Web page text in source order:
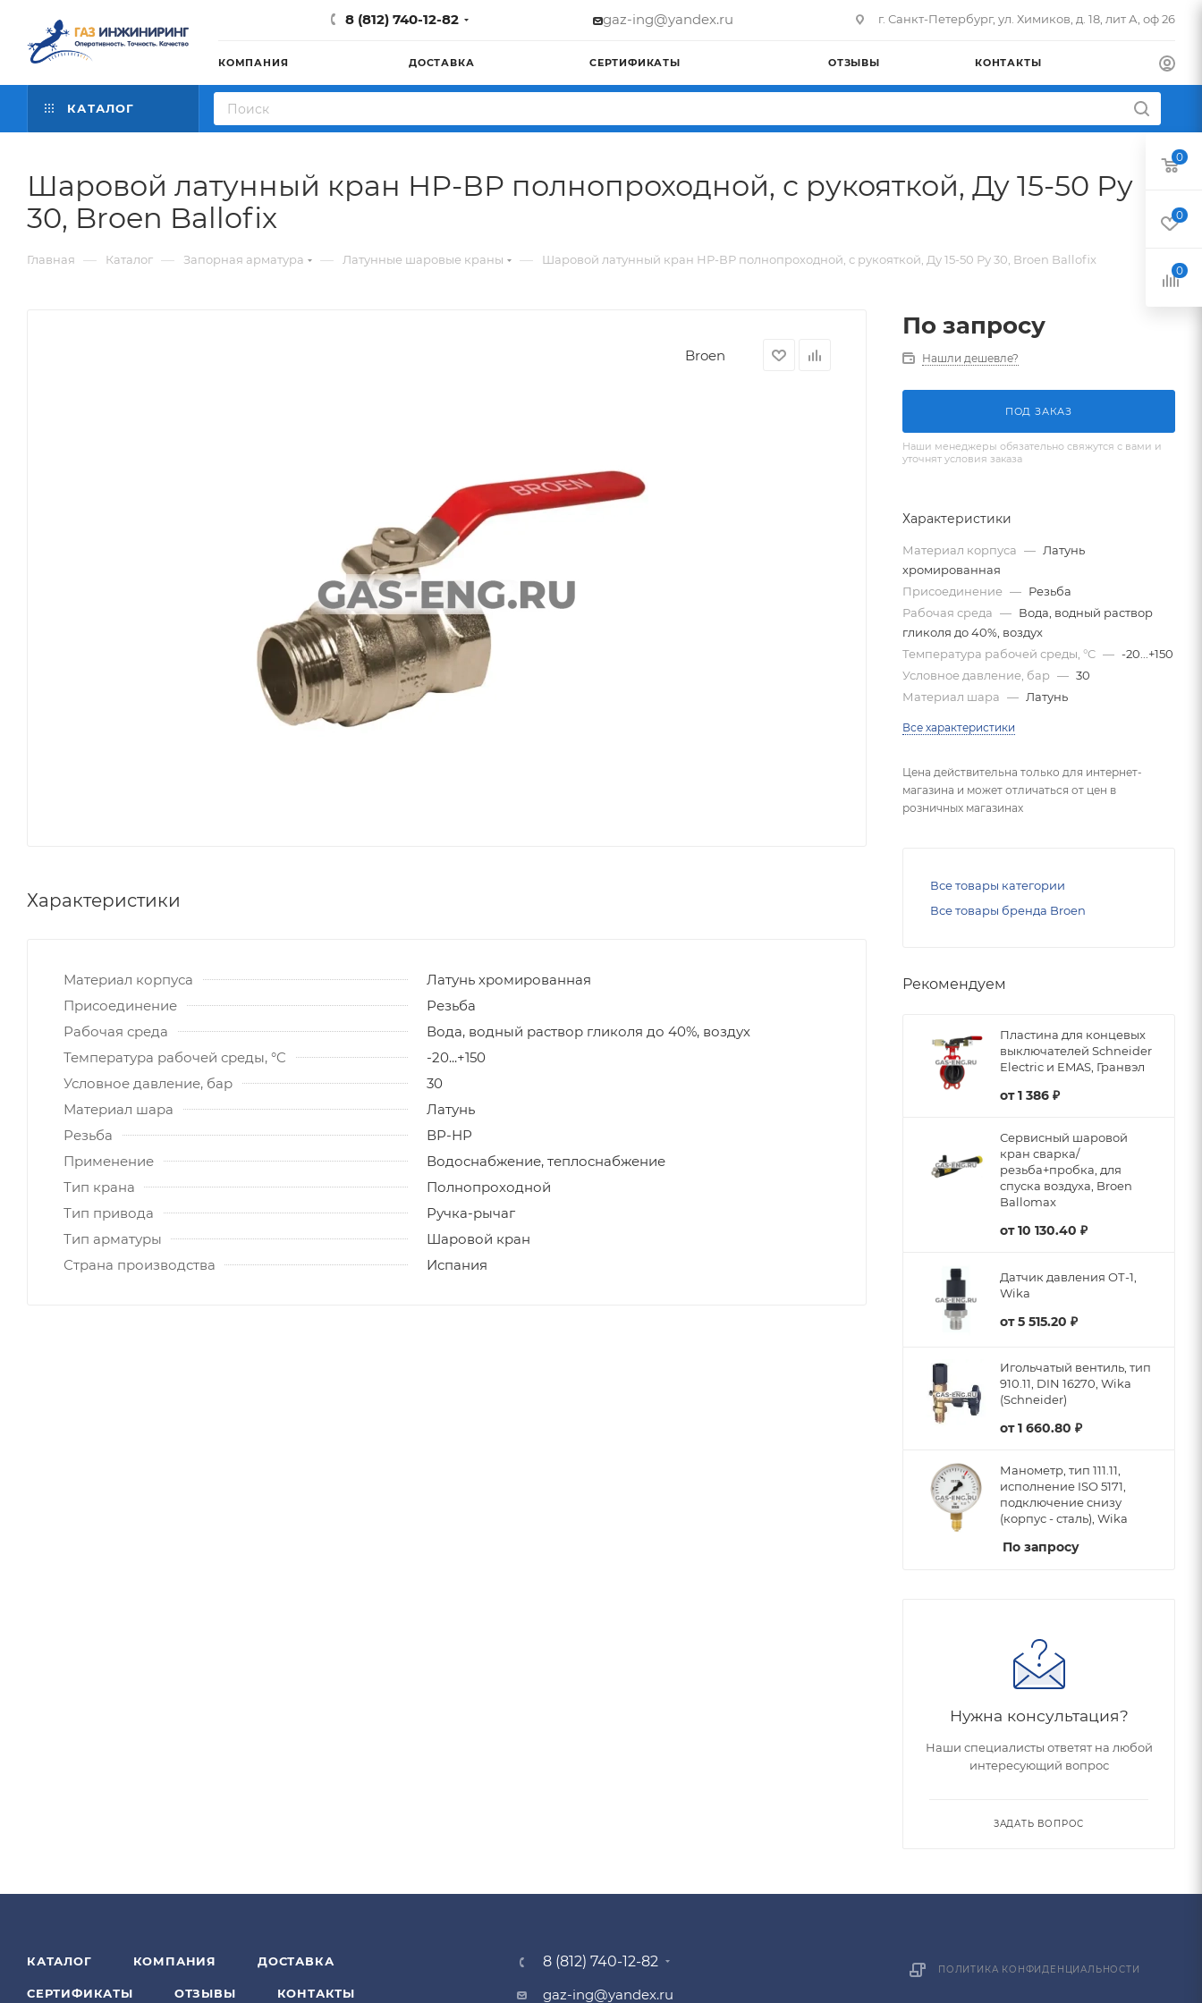
8 (812) 740-12-82 gaz-ing@yandex.ru г. Санкт-Петербург, ул. Химиков, д. 18, лит А, оф 26
КОМПАНИЯ ДОСТАВКА СЕРТИФИКАТЫ ОТЗЫВЫ КОНТАКТЫ
КАТАЛОГ
Шаровой латунный кран НР-ВР полнопроходной, с рукояткой, Ду 15-50 Ру
30, Broen Ballofix
Главная — Каталог — Запорная арматура — Латунные шаровые краны — Шаровой латунный кран НР-ВР полнопроходной, с рукояткой, Ду 15-50 Ру 30, Broen Ballofix
Broen
Характеристики
Материал корпуса
Латунь хромированная
Присоединение
Резьба
Рабочая среда
Вода, водный раствор гликоля до 40%, воздух
Температура рабочей среды, °C
-20...+150
Условное давление, бар
30
Материал шара
Латунь
Резьба
ВР-НР
Применение
Водоснабжение, теплоснабжение
Тип крана
Полнопроходной
Тип привода
Ручка-рычаг
Тип арматуры
Шаровой кран
Страна производства
Испания
По запросу
Нашли дешевле?
ПОД ЗАКАЗ
Наши менеджеры обязательно свяжутся с вами и
уточнят условия заказа
Характеристики
Материал корпуса — Латунь
хромированная
Присоединение — Резьба
Рабочая среда — Вода, водный раствор
гликоля до 40%, воздух
Температура рабочей среды, °C — -20...+150
Условное давление, бар — 30
Материал шара — Латунь
Все характеристики
Цена действительна только для интернет-
магазина и может отличаться от цен в
розничных магазинах
Все товары категории
Все товары бренда Broen
Рекомендуем
Пластина для концевых
выключателей Schneider
Electric и EMAS, Гранвэл
от1 386 ₽
Сервисный шаровой
кран сварка/
резьба+пробка, для
спуска воздуха, Broen
Ballomax
от10 130.40 ₽
Датчик давления ОТ-1,
Wika
от5 515.20 ₽
Игольчатый вентиль, тип
910.11, DIN 16270, Wika
(Schneider)
от1 660.80 ₽
Манометр, тип 111.11,
исполнение ISO 5171,
подключение снизу
(корпус - сталь), Wika
По запросу
Нужна консультация?
Наши специалисты ответят на любой
интересующий вопрос
ЗАДАТЬ ВОПРОС
КАТАЛОГ КОМПАНИЯ ДОСТАВКА
СЕРТИФИКАТЫ ОТЗЫВЫ КОНТАКТЫ
8 (812) 740-12-82
gaz-ing@yandex.ru
ПОЛИТИКА КОНФИДЕНЦИАЛЬНОСТИ
0
0
0